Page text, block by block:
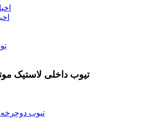
تیوب داخلی لاستیک
تیوب